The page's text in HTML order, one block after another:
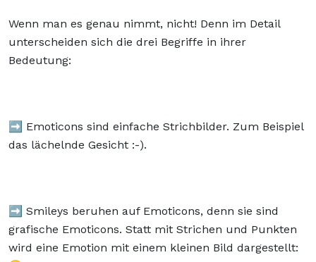
Wenn man es genau nimmt, nicht! Denn im Detail
unterscheiden sich die drei Begriffe in ihrer
Bedeutung:
➡️ Emoticons sind einfache Strichbilder. Zum Beispiel
das lächelnde Gesicht :-).
➡️ Smileys beruhen auf Emoticons, denn sie sind
grafische Emoticons. Statt mit Strichen und Punkten
wird eine Emotion mit einem kleinen Bild dargestellt: